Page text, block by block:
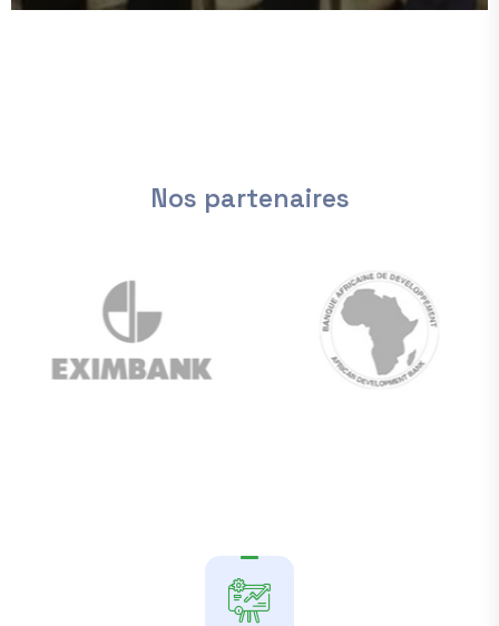
Djeddah, Arabie saoudite – Du 27 juin au 2 juillet
2026, la ville de Djeddah a été le centre de la
première édition
3 juillet 2026
Nos partenaires